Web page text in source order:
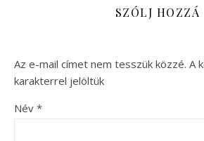
SZÓLJ HOZZÁ
Az e-mail címet nem tesszük közzé. A
karakterrel jelöltük
Név *